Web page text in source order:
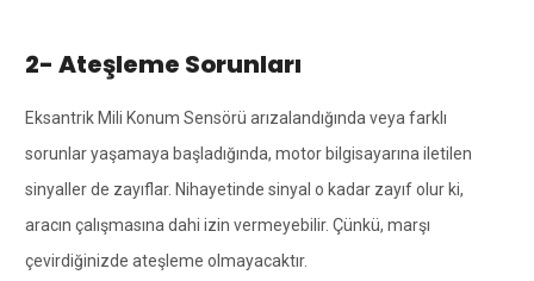
2- Ateşleme Sorunları
Eksantrik Mili Konum Sensörü arızalandığında veya farklı
sorunlar yaşamaya başladığında, motor bilgisayarına iletilen
sinyaller de zayıflar. Nihayetinde sinyal o kadar zayıf olur ki,
aracın çalışmasına dahi izin vermeyebilir. Çünkü, marşı
çevirdiğinizde ateşleme olmayacaktır.